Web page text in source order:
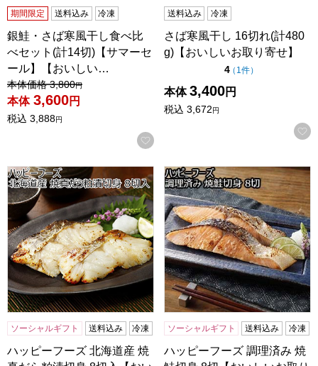
期間限定 送料込み 冷凍
銀鮭・さば寒風干し食べ比
べセット(計14切)【サマーセ
ール】【おいしい…
値引き前の価格：
本体価格 3,800円
本体 3,600円
税込 3,888円
お気に入りに登録する
送料込み 冷凍
さば寒風干し 16切れ(計480
g)【おいしいお取り寄せ】
4点（5点満点中）
（ 1件の評価
）
本体 3,400円
税込 3,672円
ハッピーフーズ 北海道産 焼真だら粕漬切身 8切入【おいし
ソーシャルギフト 送料込み 冷凍
ハッピーフーズ 北海道産 焼
ハッピーフーズ 調理済み 焼
ソーシャルギフト 送料込み 冷凍
ハッピーフーズ 調理済み 焼